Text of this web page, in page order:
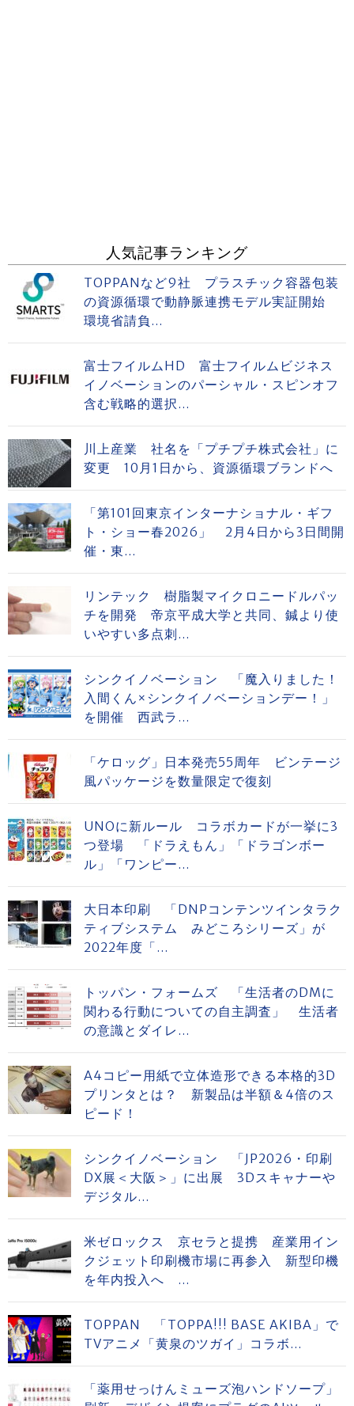
人気記事ランキング
TOPPANなど9社 プラスチック容器包装
の資源循環で動静脈連携モデル実証開始
環境省請負...
富士フイルムHD 富士フイルムビジネス
イノベーションのパーシャル・スピンオフ
含む戦略的選択...
川上産業 社名を「プチプチ株式会社」に
変更 10月1日から、資源循環ブランドへ
「第101回東京インターナショナル・ギフ
ト・ショー春2026」 2月4日から3日間開
催・東...
リンテック 樹脂製マイクロニードルパッ
チを開発 帝京平成大学と共同、鍼より使
いやすい多点刺...
シンクイノベーション 「魔入りました！
入間くん×シンクイノベーションデー！」
を開催 西武ラ...
「ケロッグ」日本発売55周年 ビンテージ
風パッケージを数量限定で復刻
UNOに新ルール コラボカードが一挙に3
つ登場 「ドラえもん」「ドラゴンボー
ル」「ワンピー...
大日本印刷 「DNPコンテンツインタラク
ティブシステム みどころシリーズ」が
2022年度「...
トッパン・フォームズ 「生活者のDMに
関わる行動についての自主調査」 生活者
の意識とダイレ...
A4コピー用紙で立体造形できる本格的3D
プリンタとは？ 新製品は半額＆4倍のス
ピード！
シンクイノベーション 「JP2026・印刷
DX展＜大阪＞」に出展 3Dスキャナーや
デジタル...
米ゼロックス 京セラと提携 産業用イン
クジェット印刷機市場に再参入 新型印機
を年内投入へ ...
TOPPAN 「TOPPA!!! BASE AKIBA」で
TVアニメ「黄泉のツガイ」コラボ...
「薬用せっけんミューズ泡ハンドソープ」